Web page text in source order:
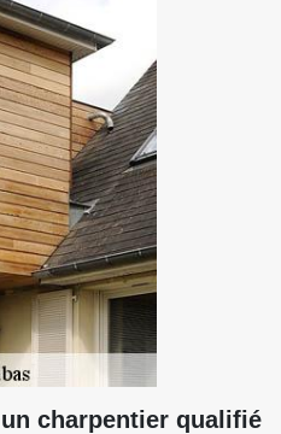
charpentier qualifié